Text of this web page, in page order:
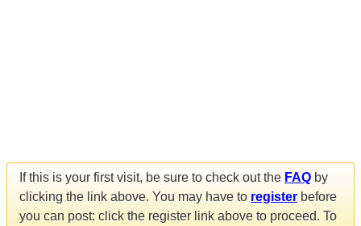
If this is your first visit, be sure to check out the FAQ by
clicking the link above. You may have to register before
you can post: click the register link above to proceed. To